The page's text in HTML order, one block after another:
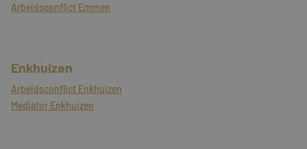
Arbeidsconflict Emmen
Enkhuizen
Arbeidsconflict Enkhuizen
Mediator Enkhuizen